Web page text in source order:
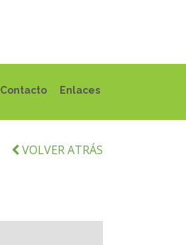
Contacto Enlaces
VOLVER ATRÁS